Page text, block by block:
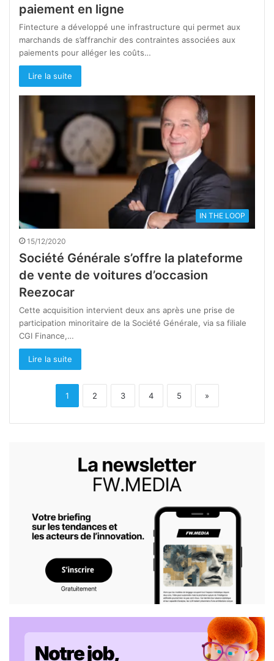
paiement en ligne
Fintecture a développé une infrastructure qui permet aux
marchands de s’affranchir des contraintes associées aux
paiements pour alléger les coûts…
Lire la suite
IN THE LOOP
15/12/2020
Société Générale s’offre la plateforme
de vente de voitures d’occasion
Reezocar
Cette acquisition intervient deux ans après une prise de
participation minoritaire de la Société Générale, via sa filiale
CGI Finance,…
Lire la suite
1 2 3 4 5 »